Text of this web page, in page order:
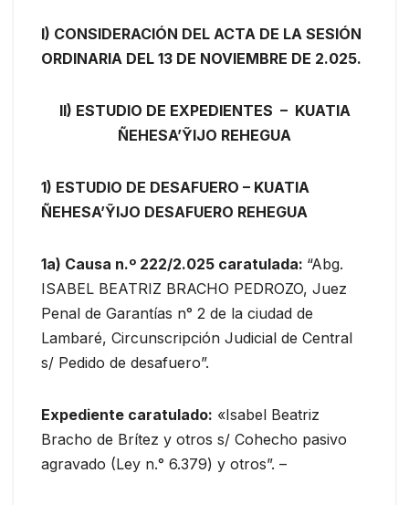
I) CONSIDERACIÓN DEL ACTA DE LA SESIÓN
ORDINARIA DEL 13 DE NOVIEMBRE DE 2.025.
II) ESTUDIO DE EXPEDIENTES – KUATIA
ÑEHESA’ỸIJO REHEGUA
1) ESTUDIO DE DESAFUERO – KUATIA
ÑEHESA’ỸIJO DESAFUERO REHEGUA
1a) Causa n.º 222/2.025 caratulada: “Abg.
ISABEL BEATRIZ BRACHO PEDROZO, Juez
Penal de Garantías n° 2 de la ciudad de
Lambaré, Circunscripción Judicial de Central
s/ Pedido de desafuero”.
Expediente caratulado: «Isabel Beatriz
Bracho de Brítez y otros s/ Cohecho pasivo
agravado (Ley n.° 6.379) y otros”. –